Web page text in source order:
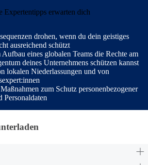
Expertentipps erwarten dich
drohen, wenn du dein geistiges
ausreichend schützt
eines globalen Teams die Rechte am
deines Unternehmens schützen kannst
lokalen Niederlassungen und von
zum Schutz personenbezogener
Personaldaten
· de-de —